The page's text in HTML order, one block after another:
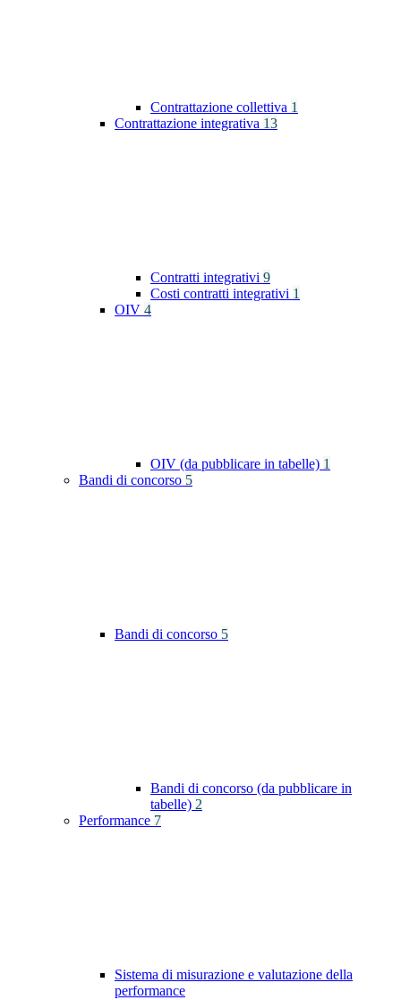
Contrattazione collettiva 1
Contrattazione integrativa 13
Contratti integrativi 9
Costi contratti integrativi 1
OIV 4
OIV (da pubblicare in tabelle) 1
Bandi di concorso 5
Bandi di concorso 5
Bandi di concorso (da pubblicare in
tabelle) 2
Performance 7
Sistema di misurazione e valutazione della
performance